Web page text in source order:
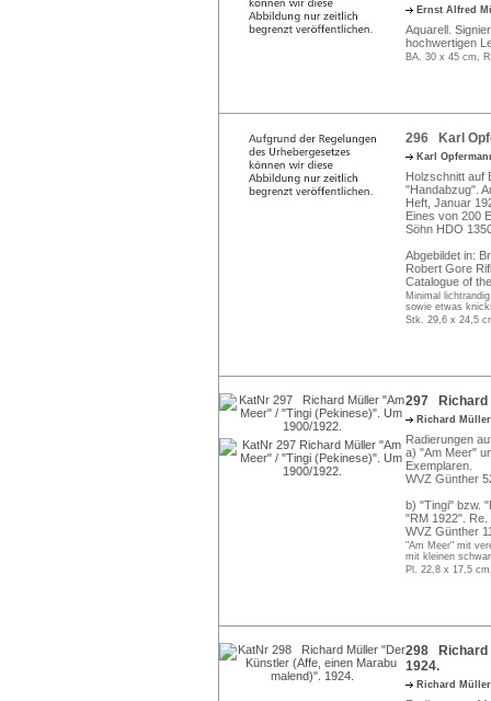
Ernst Alfred
Aquarell.
hochwertigen
BA. 30 x 45 cm,
296 Karl
Karl
Holzschnitt auf
"Handabzug".
Heft, Januar
Eines von 200
Söhn HDO
Abgebildet in:
Robert Gore
Catalogue of
Minimal
sowie etwas
Stk. 29,6 x 24,5
297 Richard
Richard
Radierungen
a) "Am Meer"
Exemplaren.
WVZ Günther
b) "Tingi" bzw.
"RM 1922". Re.
WVZ Günther
"Am Meer" mit
mit kleinen
Pl. 22,8 x 17,5
298 Richard
1924.
Richard